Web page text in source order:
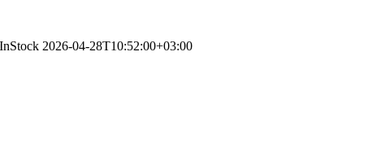
2026-04-28T10:52:00+03:00